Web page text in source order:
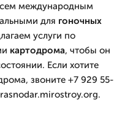
международным
для гоночных
услуги по
картодрома, чтобы он
Если хотите
звоните +7 929 55-